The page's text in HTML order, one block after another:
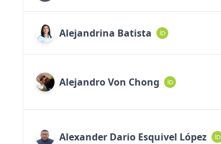
Alejandrina Batista
Alejandro Von Chong
Alexander Dario Esquivel López